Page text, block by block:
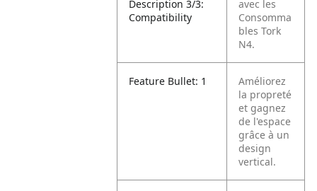
Description 3/3:
Compatibility
avec les
Consomma
bles Tork
N4.
Feature Bullet: 1
Améliorez
la propreté
et gagnez
de l'espace
grâce à un
design
vertical.